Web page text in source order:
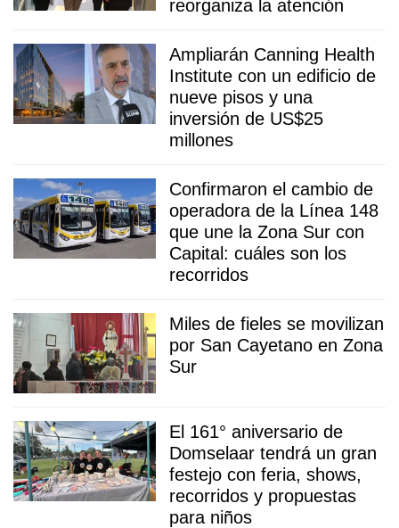
reorganiza la atención
Ampliarán Canning Health
Institute con un edificio de
nueve pisos y una
inversión de US$25
millones
Confirmaron el cambio de
operadora de la Línea 148
que une la Zona Sur con
Capital: cuáles son los
recorridos
Miles de fieles se movilizan
por San Cayetano en Zona
Sur
El 161° aniversario de
Domselaar tendrá un gran
festejo con feria, shows,
recorridos y propuestas
para niños